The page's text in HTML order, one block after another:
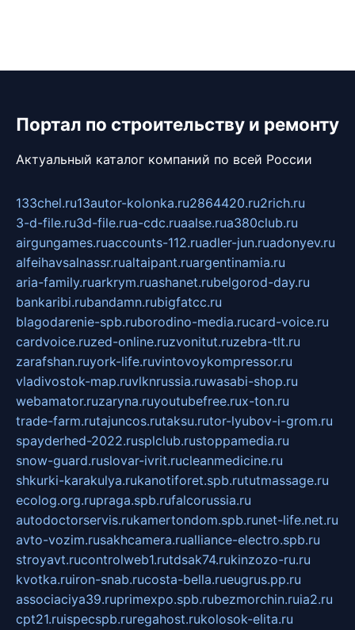
Портал по строительству и ремонту
Актуальный каталог компаний по всей России
133chel.ru13autor-kolonka.ru2864420.ru2rich.ru
3-d-file.ru3d-file.rua-cdc.ruaalse.rua380club.ru
airgungames.ruaccounts-112.ruadler-jun.ruadonyev.ru
alfeihavsalnassr.rualtaipant.ruargentinamia.ru
aria-family.ruarkrym.ruashanet.rubelgorod-day.ru
bankaribi.rubandamn.rubigfatcc.ru
blagodarenie-spb.ruborodino-media.rucard-voice.ru
cardvoice.ruzed-online.ruzvonitut.ruzebra-tlt.ru
zarafshan.ruyork-life.ruvintovoykompressor.ru
vladivostok-map.ruvlknrussia.ruwasabi-shop.ru
webamator.ruzaryna.ruyoutubefree.rux-ton.ru
trade-farm.rutajuncos.rutaksu.rutor-lyubov-i-grom.ru
spayderhed-2022.rusplclub.rustoppamedia.ru
snow-guard.ruslovar-ivrit.rucleanmedicine.ru
shkurki-karakulya.rukanotiforet.spb.rututmassage.ru
ecolog.org.rupraga.spb.rufalcorussia.ru
autodoctorservis.rukamertondom.spb.runet-life.net.ru
avto-vozim.rusakhcamera.rualliance-electro.spb.ru
stroyavt.rucontrolweb1.rutdsak74.rukinzozo-ru.ru
kvotka.ruiron-snab.rucosta-bella.rueugrus.pp.ru
associaciya39.ruprimexpo.spb.rubezmorchin.ruia2.ru
cpt21.ruispecspb.ruregahost.rukolosok-elita.ru